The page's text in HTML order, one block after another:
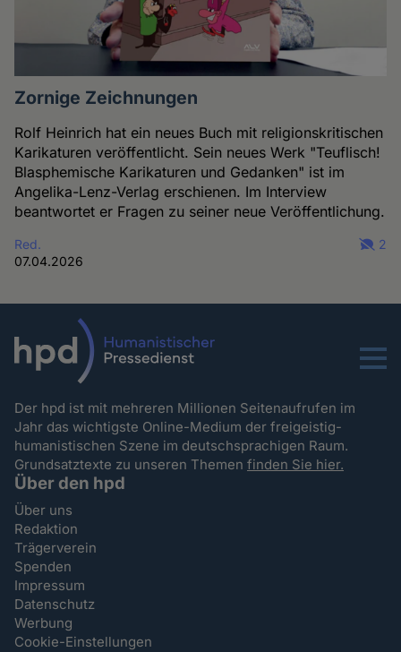
Zornige Zeichnungen
Rolf Heinrich hat ein neues Buch mit religionskritischen
Karikaturen veröffentlicht. Sein neues Werk "Teuflisch!
Blasphemische Karikaturen und Gedanken" ist im
Angelika-Lenz-Verlag erschienen. Im Interview
beantwortet er Fragen zu seiner neue Veröffentlichung.
Red.
07.04.2026
2
Menu
Der hpd ist mit mehreren Millionen Seitenaufrufen im
Jahr das wichtigste Online-Medium der freigeistig-
humanistischen Szene im deutschsprachigen Raum.
Grundsatztexte zu unseren Themenfinden Sie hier.
Über den hpd
Über uns
Redaktion
Trägerverein
Spenden
Impressum
Datenschutz
Werbung
Cookie-Einstellungen